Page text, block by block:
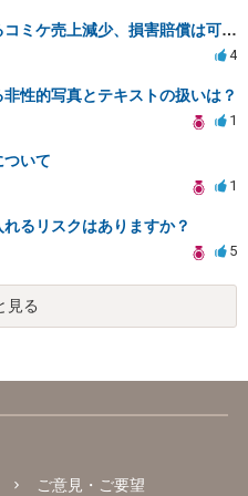
ネットでの誹謗中傷によるコミケ売上減少、損害賠償は可能か？
4
性的写真とテキストの扱いは？
1
いて
1
るリスクはありますか？
5
見る
ご意見・ご要望